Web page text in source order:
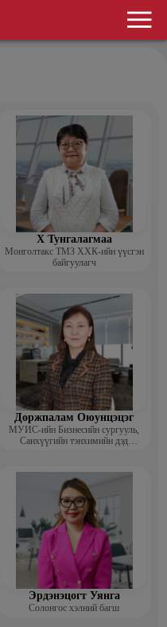
Х Тунгалагмаа
Монголтакс ТМЗ ХХК-ийн үүсгэн
байгуулагч
Доржпалам Оюунцэцэг
МУИС-ийн Бизнесийн сургууль,
Санхүүгийн тэнхимийн дэд
Эрдэнэцогт Уянга
Солонгос хэлний багш